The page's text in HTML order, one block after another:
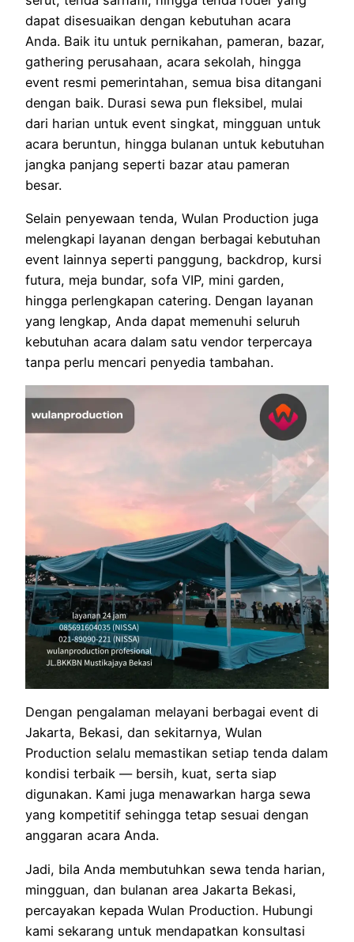
dapat disesuaikan dengan kebutuhan acara
Anda. Baik itu untuk pernikahan, pameran, bazar,
gathering perusahaan, acara sekolah, hingga
event resmi pemerintahan, semua bisa ditangani
dengan baik. Durasi sewa pun fleksibel, mulai
dari harian untuk event singkat, mingguan untuk
acara beruntun, hingga bulanan untuk kebutuhan
jangka panjang seperti bazar atau pameran
besar.
Selain penyewaan tenda, Wulan Production juga
melengkapi layanan dengan berbagai kebutuhan
event lainnya seperti panggung, backdrop, kursi
futura, meja bundar, sofa VIP, mini garden,
hingga perlengkapan catering. Dengan layanan
yang lengkap, Anda dapat memenuhi seluruh
kebutuhan acara dalam satu vendor terpercaya
tanpa perlu mencari penyedia tambahan.
Dengan pengalaman melayani berbagai event di
Jakarta, Bekasi, dan sekitarnya, Wulan
Production selalu memastikan setiap tenda dalam
kondisi terbaik — bersih, kuat, serta siap
digunakan. Kami juga menawarkan harga sewa
yang kompetitif sehingga tetap sesuai dengan
anggaran acara Anda.
Jadi, bila Anda membutuhkan sewa tenda harian,
mingguan, dan bulanan area Jakarta Bekasi,
percayakan kepada Wulan Production. Hubungi
kami sekarang untuk mendapatkan konsultasi